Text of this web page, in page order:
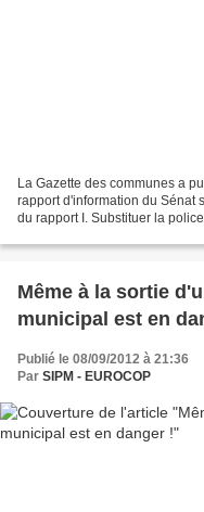
La Gazette des communes a
rapport d'information du Sénat
du rapport I. Substituer la
Même à la sortie
municipal est en
Publié le 08/09/2012 à 21:36
Par SIPM - EUROCOP